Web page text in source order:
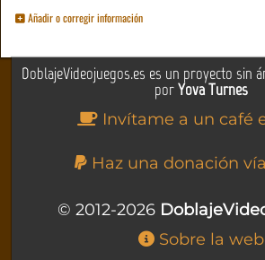
Añadir o corregir información
DoblajeVideojuegos.es es un proyecto sin
porYova Turnes
Invítame a un café
Haz una donación
© 2012-2026
Sobre la web